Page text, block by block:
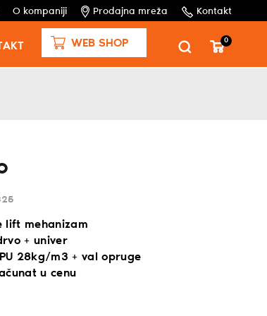
O kompaniji Prodajna mreža Kontakt
WEB SHOP 0
lift mehanizam
+ univer
28kg/m3 + val opruge
u cenu